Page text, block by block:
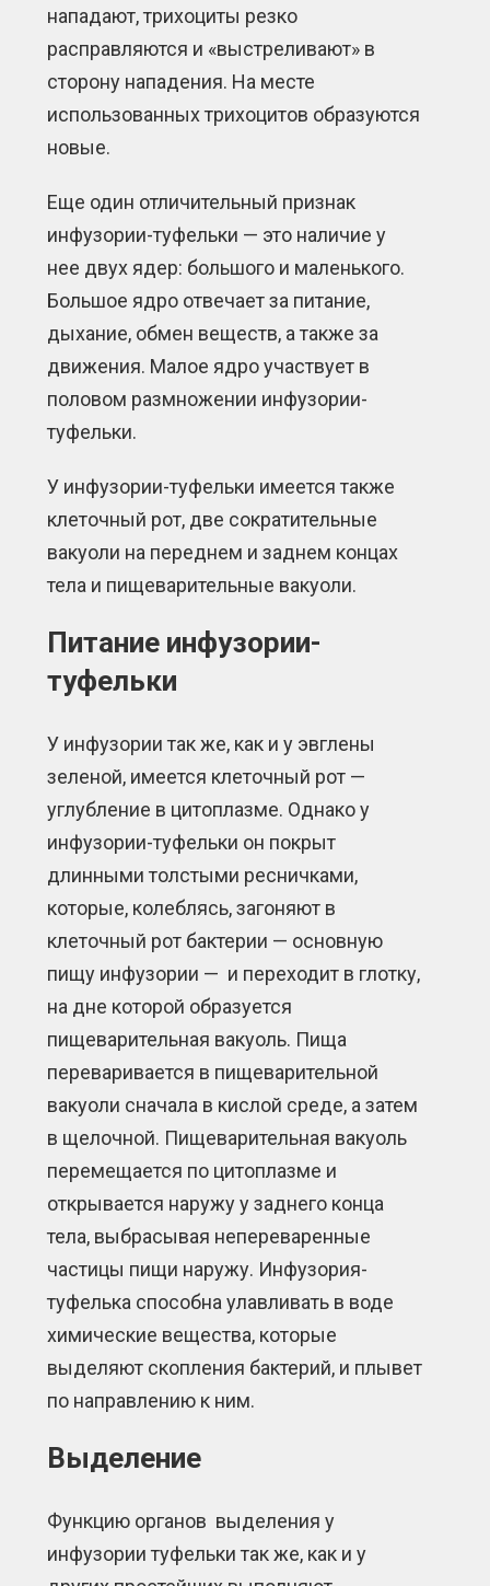
нападают, трихоциты резко
расправляются и «выстреливают» в
сторону нападения. На месте
использованных трихоцитов образуются
новые.
Еще один отличительный признак
инфузории-туфельки — это наличие у
нее двух ядер: большого и маленького.
Большое ядро отвечает за питание,
дыхание, обмен веществ, а также за
движения. Малое ядро участвует в
половом размножении инфузории-
туфельки.
У инфузории-туфельки имеется также
клеточный рот, две сократительные
вакуоли на переднем и заднем концах
тела и пищеварительные вакуоли.
Питание инфузории-
туфельки
У инфузории так же, как и у эвглены
зеленой, имеется клеточный рот —
углубление в цитоплазме. Однако у
инфузории-туфельки он покрыт
длинными толстыми ресничками,
которые, колеблясь, загоняют в
клеточный рот бактерии — основную
пищу инфузории — и переходит в глотку,
на дне которой образуется
пищеварительная вакуоль. Пища
переваривается в пищеварительной
вакуоли сначала в кислой среде, а затем
в щелочной. Пищеварительная вакуоль
перемещается по цитоплазме и
открывается наружу у заднего конца
тела, выбрасывая непереваренные
частицы пищи наружу. Инфузория-
туфелька способна улавливать в воде
химические вещества, которые
выделяют скопления бактерий, и плывет
по направлению к ним.
Выделение
Функцию органов выделения у
инфузории туфельки так же, как и у